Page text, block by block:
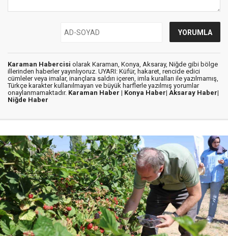
Karaman Habercisi olarak Karaman, Konya, Aksaray, Niğde gibi bölge
illerinden haberler yayınlıyoruz. UYARI: Küfür, hakaret, rencide edici
cümleler veya imalar, inançlara saldırı içeren, imla kuralları ile yazılmamış,
Türkçe karakter kullanılmayan ve büyük harflerle yazılmış yorumlar
onaylanmamaktadır. Karaman Haber | Konya Haber| Aksaray Haber|
Niğde Haber